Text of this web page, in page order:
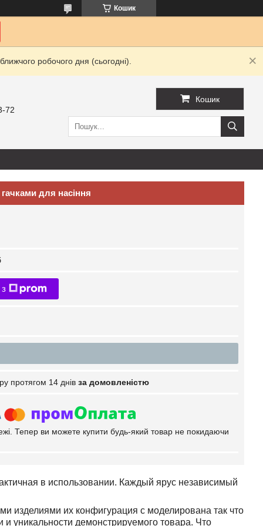
Кошик
робочого дня (сьогодні).
72
Кошик
для насіння
протягом 14 днів за домовленістю
Тепер ви можете купити будь-який товар не покидаючи
в использовании. Каждый ярус независимый
изделиями их конфигурация с моделирована так что
уникальности демонстрируемого товара. Что